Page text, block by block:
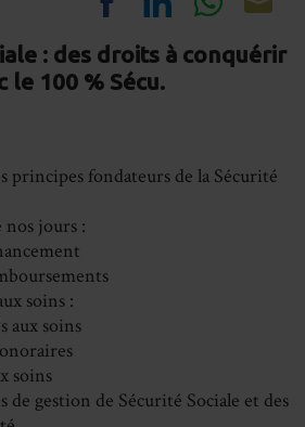
Share
on on
Share
on on
: des droits à conquérir
le 100 % Sécu.
principes fondateurs de la Sécurité
nos jours :
soins :
aux soins
soins
de gestion de Sécurité Sociale et des